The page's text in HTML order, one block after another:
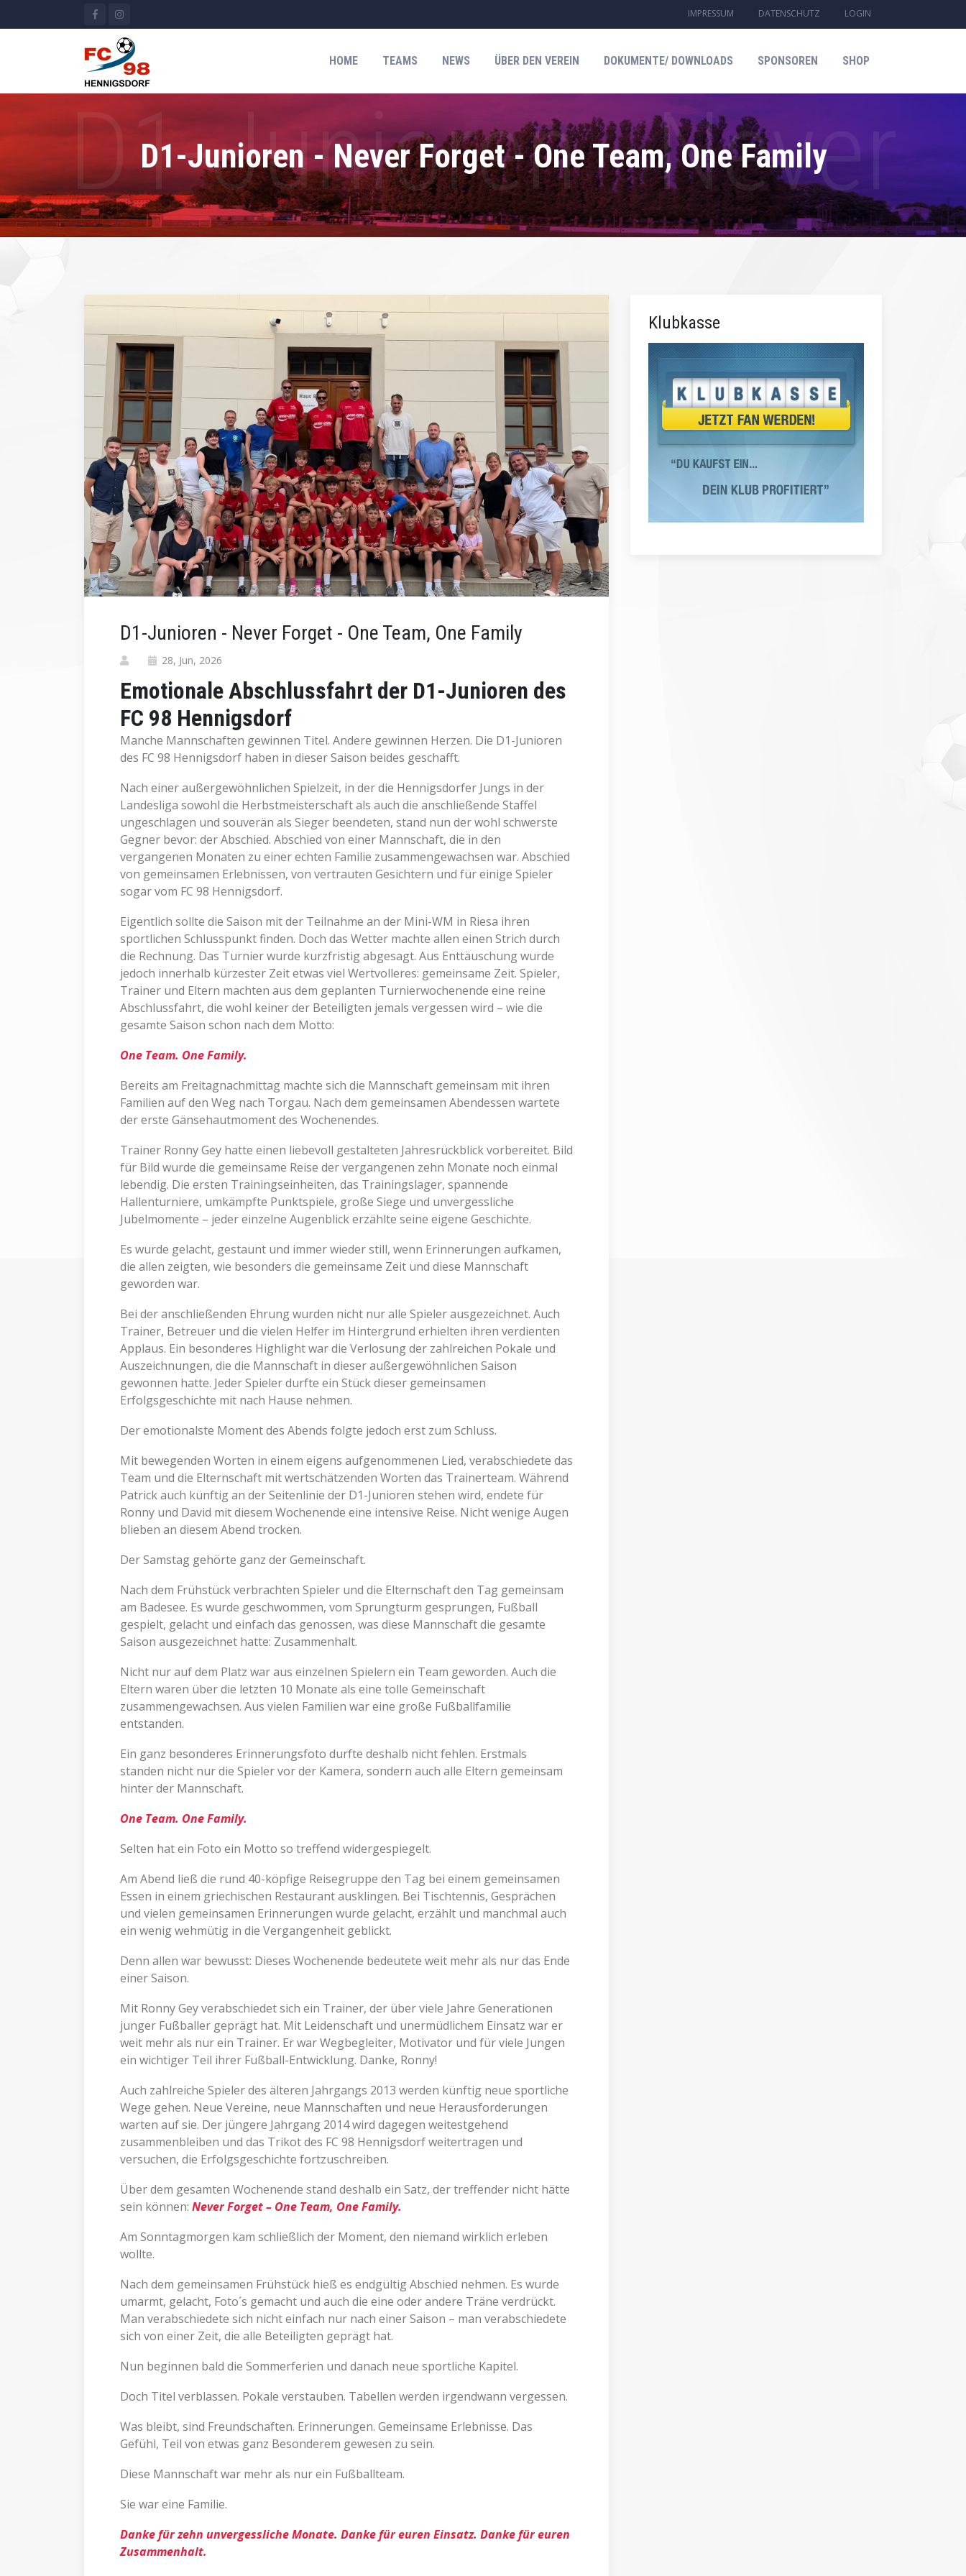
IMPRESSUM DATENSCHUTZ LOGIN
HOME TEAMS NEWS ÜBER DEN VEREIN DOKUMENTE/ DOWNLOADS SPONSOREN SHOP
D1-Junioren - Never Forget - One Team, One Family
D1-Junioren - Never Forget - One Team, One Family
28, Jun, 2026
Emotionale Abschlussfahrt der D1-Junioren des
FC 98 Hennigsdorf
Manche Mannschaften gewinnen Titel. Andere gewinnen Herzen. Die D1-Junioren
des FC 98 Hennigsdorf haben in dieser Saison beides geschafft.
Nach einer außergewöhnlichen Spielzeit, in der die Hennigsdorfer Jungs in der
Landesliga sowohl die Herbstmeisterschaft als auch die anschließende Staffel
ungeschlagen und souverän als Sieger beendeten, stand nun der wohl schwerste
Gegner bevor: der Abschied. Abschied von einer Mannschaft, die in den
vergangenen Monaten zu einer echten Familie zusammengewachsen war. Abschied
von gemeinsamen Erlebnissen, von vertrauten Gesichtern und für einige Spieler
sogar vom FC 98 Hennigsdorf.
Eigentlich sollte die Saison mit der Teilnahme an der Mini-WM in Riesa ihren
sportlichen Schlusspunkt finden. Doch das Wetter machte allen einen Strich durch
die Rechnung. Das Turnier wurde kurzfristig abgesagt. Aus Enttäuschung wurde
jedoch innerhalb kürzester Zeit etwas viel Wertvolleres: gemeinsame Zeit. Spieler,
Trainer und Eltern machten aus dem geplanten Turnierwochenende eine reine
Abschlussfahrt, die wohl keiner der Beteiligten jemals vergessen wird – wie die
gesamte Saison schon nach dem Motto:
One Team. One Family.
Bereits am Freitagnachmittag machte sich die Mannschaft gemeinsam mit ihren
Familien auf den Weg nach Torgau. Nach dem gemeinsamen Abendessen wartete
der erste Gänsehautmoment des Wochenendes.
Trainer Ronny Gey hatte einen liebevoll gestalteten Jahresrückblick vorbereitet. Bild
für Bild wurde die gemeinsame Reise der vergangenen zehn Monate noch einmal
lebendig. Die ersten Trainingseinheiten, das Trainingslager, spannende
Hallenturniere, umkämpfte Punktspiele, große Siege und unvergessliche
Jubelmomente – jeder einzelne Augenblick erzählte seine eigene Geschichte.
Es wurde gelacht, gestaunt und immer wieder still, wenn Erinnerungen aufkamen,
die allen zeigten, wie besonders die gemeinsame Zeit und diese Mannschaft
geworden war.
Bei der anschließenden Ehrung wurden nicht nur alle Spieler ausgezeichnet. Auch
Trainer, Betreuer und die vielen Helfer im Hintergrund erhielten ihren verdienten
Applaus. Ein besonderes Highlight war die Verlosung der zahlreichen Pokale und
Auszeichnungen, die die Mannschaft in dieser außergewöhnlichen Saison
gewonnen hatte. Jeder Spieler durfte ein Stück dieser gemeinsamen
Erfolgsgeschichte mit nach Hause nehmen.
Der emotionalste Moment des Abends folgte jedoch erst zum Schluss.
Mit bewegenden Worten in einem eigens aufgenommenen Lied, verabschiedete das
Team und die Elternschaft mit wertschätzenden Worten das Trainerteam. Während
Patrick auch künftig an der Seitenlinie der D1-Junioren stehen wird, endete für
Ronny und David mit diesem Wochenende eine intensive Reise. Nicht wenige Augen
blieben an diesem Abend trocken.
Der Samstag gehörte ganz der Gemeinschaft.
Nach dem Frühstück verbrachten Spieler und die Elternschaft den Tag gemeinsam
am Badesee. Es wurde geschwommen, vom Sprungturm gesprungen, Fußball
gespielt, gelacht und einfach das genossen, was diese Mannschaft die gesamte
Saison ausgezeichnet hatte: Zusammenhalt.
Nicht nur auf dem Platz war aus einzelnen Spielern ein Team geworden. Auch die
Eltern waren über die letzten 10 Monate als eine tolle Gemeinschaft
zusammengewachsen. Aus vielen Familien war eine große Fußballfamilie
entstanden.
Ein ganz besonderes Erinnerungsfoto durfte deshalb nicht fehlen. Erstmals
standen nicht nur die Spieler vor der Kamera, sondern auch alle Eltern gemeinsam
hinter der Mannschaft.
One Team. One Family.
Selten hat ein Foto ein Motto so treffend widergespiegelt.
Am Abend ließ die rund 40-köpfige Reisegruppe den Tag bei einem gemeinsamen
Essen in einem griechischen Restaurant ausklingen. Bei Tischtennis, Gesprächen
und vielen gemeinsamen Erinnerungen wurde gelacht, erzählt und manchmal auch
ein wenig wehmütig in die Vergangenheit geblickt.
Denn allen war bewusst: Dieses Wochenende bedeutete weit mehr als nur das Ende
einer Saison.
Mit Ronny Gey verabschiedet sich ein Trainer, der über viele Jahre Generationen
junger Fußballer geprägt hat. Mit Leidenschaft und unermüdlichem Einsatz war er
weit mehr als nur ein Trainer. Er war Wegbegleiter, Motivator und für viele Jungen
ein wichtiger Teil ihrer Fußball-Entwicklung. Danke, Ronny!
Auch zahlreiche Spieler des älteren Jahrgangs 2013 werden künftig neue sportliche
Wege gehen. Neue Vereine, neue Mannschaften und neue Herausforderungen
warten auf sie. Der jüngere Jahrgang 2014 wird dagegen weitestgehend
zusammenbleiben und das Trikot des FC 98 Hennigsdorf weitertragen und
versuchen, die Erfolgsgeschichte fortzuschreiben.
Über dem gesamten Wochenende stand deshalb ein Satz, der treffender nicht hätte
sein können: Never Forget – One Team, One Family.
Am Sonntagmorgen kam schließlich der Moment, den niemand wirklich erleben
wollte.
Nach dem gemeinsamen Frühstück hieß es endgültig Abschied nehmen. Es wurde
umarmt, gelacht, Foto´s gemacht und auch die eine oder andere Träne verdrückt.
Man verabschiedete sich nicht einfach nur nach einer Saison – man verabschiedete
sich von einer Zeit, die alle Beteiligten geprägt hat.
Nun beginnen bald die Sommerferien und danach neue sportliche Kapitel.
Doch Titel verblassen. Pokale verstauben. Tabellen werden irgendwann vergessen.
Was bleibt, sind Freundschaften. Erinnerungen. Gemeinsame Erlebnisse. Das
Gefühl, Teil von etwas ganz Besonderem gewesen zu sein.
Diese Mannschaft war mehr als nur ein Fußballteam.
Sie war eine Familie.
Danke für zehn unvergessliche Monate. Danke für euren Einsatz. Danke für euren
Zusammenhalt.
Klubkasse